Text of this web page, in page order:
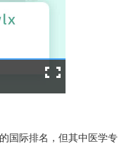
国际排名，但其中医学专